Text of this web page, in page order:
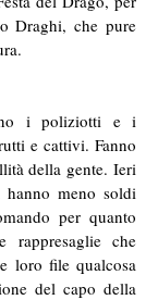
Draghi, che pure
i poliziotti e i
e cattivi. Fanno
della gente. Ieri
meno soldi
per quanto
rappresaglie che
loro file qualcosa
del capo della